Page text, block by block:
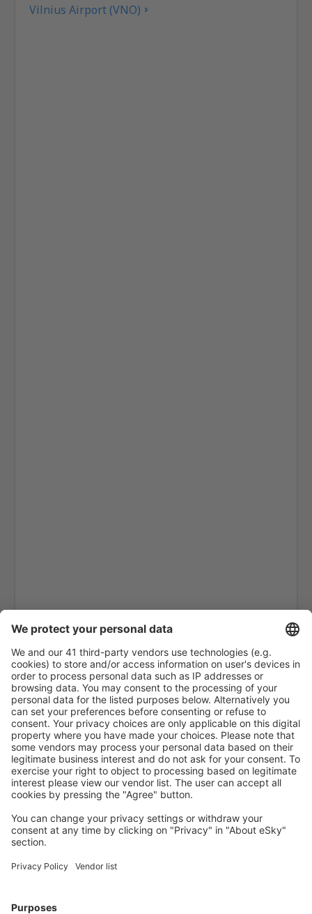
Vilnius Airport (VNO)